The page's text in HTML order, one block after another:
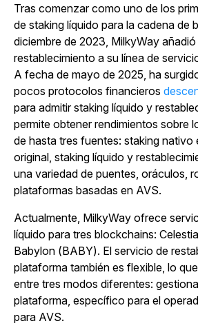
Tras comenzar como uno de los
de staking líquido para la cadena de
diciembre de 2023, MilkyWay
restablecimiento a su línea de
A fecha de mayo de 2025, ha
pocos protocolos financieros
para admitir staking líquido y
permite obtener rendimientos sobre
de hasta tres fuentes: staking nativo
original, staking líquido y
una variedad de puentes, oráculos,
plataformas basadas en AVS.
Actualmente, MilkyWay ofrece
líquido para tres blockchains:
Babylon (BABY). El servicio de
plataforma también es flexible, lo
entre tres modos diferentes:
plataforma, específico para el
para AVS.